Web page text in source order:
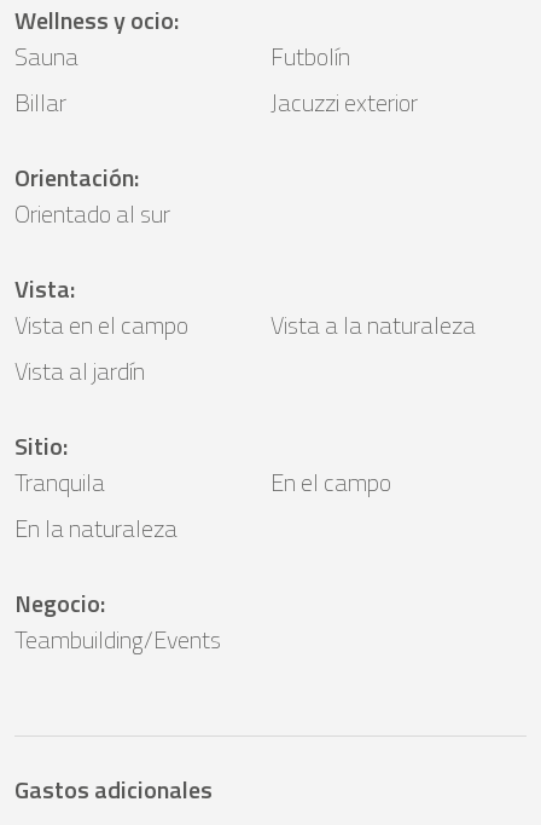
Wellness y ocio:
Sauna
Futbolín
Billar
Jacuzzi exterior
Orientación:
Orientado al sur
Vista:
Vista en el campo
Vista a la naturaleza
Vista al jardín
Sitio:
Tranquila
En el campo
En la naturaleza
Negocio:
Teambuilding/Events
Gastos adicionales